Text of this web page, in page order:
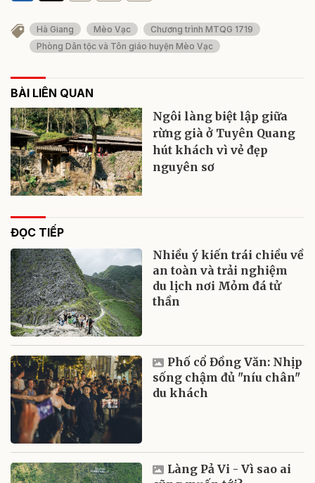
Hà Giang Mèo Vạc
Chương trình MTQG 1719
Phòng Dân tộc và Tôn giáo huyện Mèo Vạc
BÀI LIÊN QUAN
Ngôi làng biệt lập giữa
rừng già ở Tuyên Quang
hút khách vì vẻ đẹp
nguyên sơ
ĐỌC TIẾP
Nhiều ý kiến trái chiều về
an toàn và trải nghiệm
du lịch nơi Mỏm đá tử
thần
Phố cổ Đồng Văn: Nhịp
sống chậm đủ "níu chân"
du khách
Làng Pả Vi - Vì sao ai